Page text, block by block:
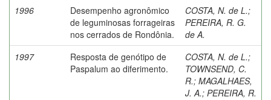
1996
Desempenho agronômico
de leguminosas forrageiras
nos cerrados de Rondônia.
COSTA, N. de L.;
PEREIRA, R. G.
de A.
1997
Resposta de genótipo de
Paspalum ao diferimento.
COSTA, N. de L.;
TOWNSEND, C.
R.; MAGALHAES,
J. A.; PEREIRA, R.